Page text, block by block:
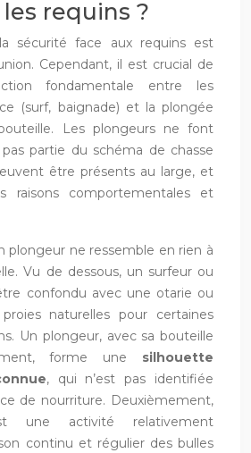
requins ?
sécurité face aux requins est
Cependant, il est crucial de
fondamentale entre les
(surf, baignade) et la plongée
Les plongeurs ne font
partie du schéma de chasse
être présents au large, et
raisons comportementales et
plongeur ne ressemble en rien à
Vu de dessous, un surfeur ou
confondu avec une otarie ou
naturelles pour certaines
Un plongeur, avec sa bouteille
forme une silhouette
, qui n’est pas identifiée
de nourriture. Deuxièmement,
une activité relativement
continu et régulier des bulles